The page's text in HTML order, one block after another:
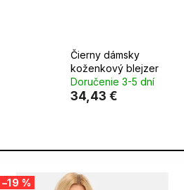
Čierny dámsky
koženkový blejzer
Doručenie 3-5 dní
34,43 €
–19 %